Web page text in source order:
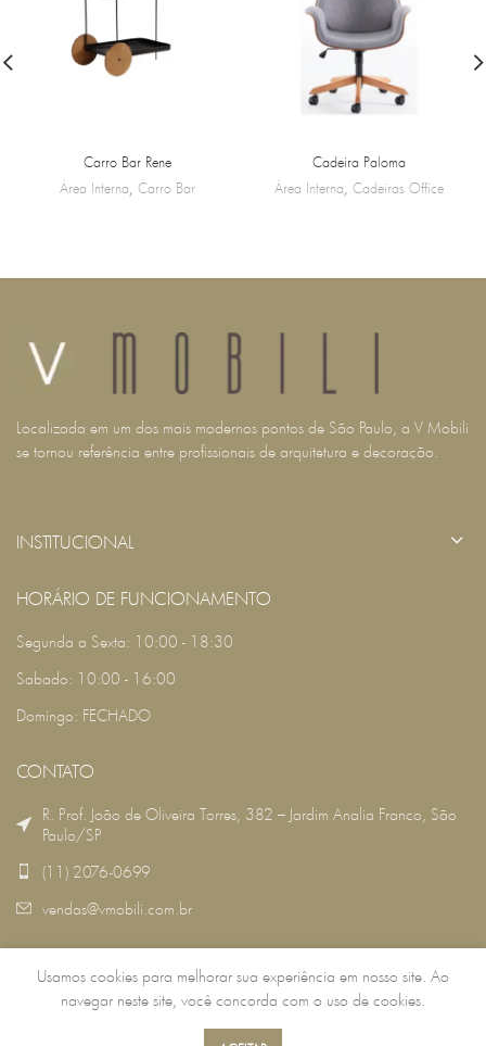
Carro Bar Rene
Área Interna Carro Bar
Cadeira Paloma
Área Interna Cadeiras Office
Localizada em um dos mais modernos pontos de São Paulo, a V Mobili
se tornou referência entre profissionais de arquitetura e decoração.
INSTITUCIONAL
HORÁRIO DE FUNCIONAMENTO
Segunda a Sexta: 10:00 - 18:30
Sabado: 10:00 - 16:00
Domingo: FECHADO
CONTATO
R. Prof. João de Oliveira Torres, 382 – Jardim Analia Franco, São
Paulo/SP
(11) 2076-0699
vendas@vmobili.com.br
2022 DESENVOLVIDO POR: RSG TECNOLOGIA .
Usamos cookies para melhorar sua experiência em nosso site. Ao
navegar neste site, você concorda com o uso de cookies.